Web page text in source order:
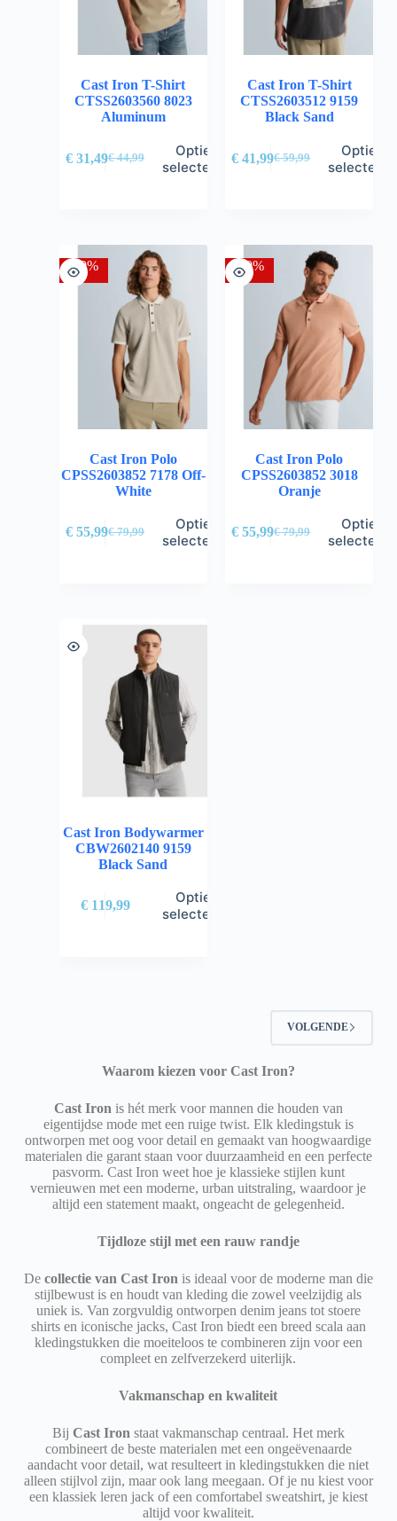
Cast Iron T-Shirt
CTSS2603560 8023
Aluminum
€44,99
€ 31,49
Opties
selecteren
Cast Iron T-Shirt
CTSS2603512 9159
Black Sand
€59,99
€ 41,99
Opties
selecteren
-30%
Cast Iron Polo
CPSS2603852 7178 Off-
White
€79,99
€ 55,99
Opties
selecteren
-30%
Cast Iron Polo
CPSS2603852 3018
Oranje
€79,99
€ 55,99
Opties
selecteren
Cast Iron Bodywarmer
CBW2602140 9159
Black Sand
€119,99
Opties
selecteren
VOLGENDE
Waarom kiezen voor Cast Iron?
Cast Iron is hét merk voor mannen die houden van
eigentijdse mode met een ruige twist. Elk kledingstuk is
ontworpen met oog voor detail en gemaakt van hoogwaardige
materialen die garant staan voor duurzaamheid en een perfecte
pasvorm. Cast Iron weet hoe je klassieke stijlen kunt
vernieuwen met een moderne, urban uitstraling, waardoor je
altijd een statement maakt, ongeacht de gelegenheid.
Tijdloze stijl met een rauw randje
De collectie van Cast Iron is ideaal voor de moderne man die
stijlbewust is en houdt van kleding die zowel veelzijdig als
uniek is. Van zorgvuldig ontworpen denim jeans tot stoere
shirts en iconische jacks, Cast Iron biedt een breed scala aan
kledingstukken die moeiteloos te combineren zijn voor een
compleet en zelfverzekerd uiterlijk.
Vakmanschap en kwaliteit
Bij Cast Iron staat vakmanschap centraal. Het merk
combineert de beste materialen met een ongeëvenaarde
aandacht voor detail, wat resulteert in kledingstukken die niet
alleen stijlvol zijn, maar ook lang meegaan. Of je nu kiest voor
een klassiek leren jack of een comfortabel sweatshirt, je kiest
altijd voor kwaliteit.